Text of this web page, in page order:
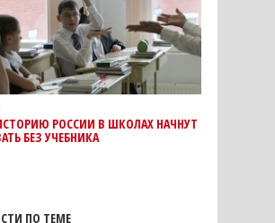
РОССИИ В ШКОЛАХ НАЧНУТ
БЕЗ УЧЕБНИКА
ПО ТЕМЕ